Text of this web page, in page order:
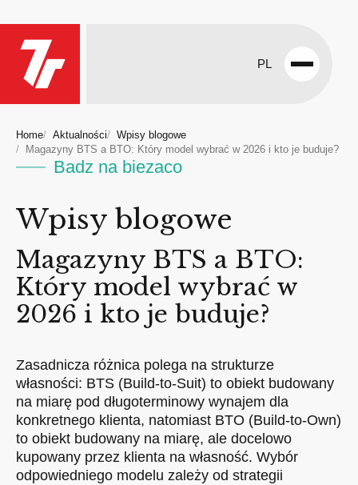
PL
Open
Home Aktualności
Wpisy blogowe
Magazyny BTS a BTO: Który model wybrać w 2026 i kto je buduje?
Badz na biezaco
Wpisy blogowe
Magazyny BTS a BTO:
Który model wybrać w
2026 i kto je buduje?
Zasadnicza różnica polega na strukturze
własności: BTS (Build-to-Suit) to obiekt budowany
na miarę pod długoterminowy wynajem dla
konkretnego klienta, natomiast BTO (Build-to-Own)
to obiekt budowany na miarę, ale docelowo
kupowany przez klienta na własność. Wybór
odpowiedniego modelu zależy od strategii